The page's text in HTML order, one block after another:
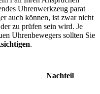
Uhrenwerkzeug parat
auch können, ist zwar nicht
zu prüfen sein wird. Je
Uhrenbewegers sollten Sie
.
Nachteil